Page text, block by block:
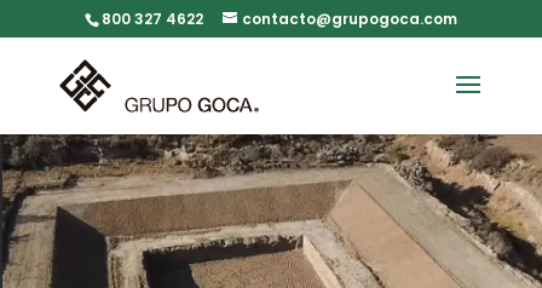
800 327 4622 contacto@grupogoca.com